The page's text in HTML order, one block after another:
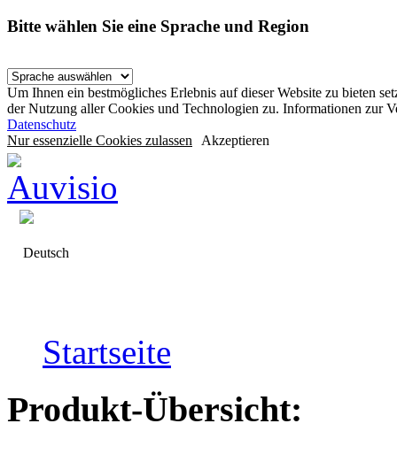
Bitte wählen Sie eine Sprache und Region
Um Ihnen ein bestmögliches Erlebnis auf dieser Website zu bieten
der Nutzung aller Cookies und Technologien zu. Informationen zur
Datenschutz
Nur essenzielle Cookies zulassen Akzeptieren
Deutsch
Startseite
Produkt-Übersicht: